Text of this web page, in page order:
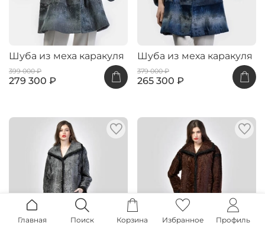
Шуба из меха каракуля
399 000 ₽
279 300 ₽
Шуба из меха каракуля
379 000 ₽
265 300 ₽
Главная Поиск Корзина Избранное Профиль